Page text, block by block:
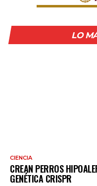
LO
CIENCIA
CREAN PERROS
GENÉTICA CRISPR